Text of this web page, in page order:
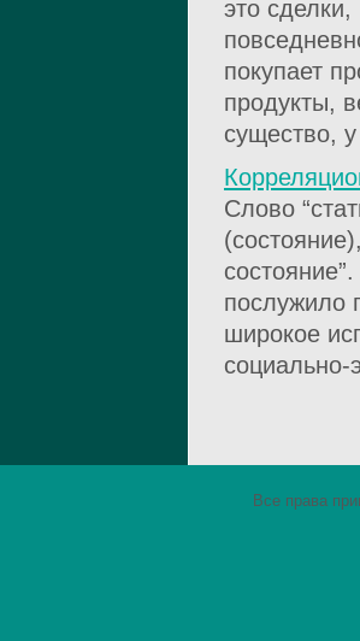
это
покупает
продукты,
существо,
Слово
послужило
широкое
социально-
Все права